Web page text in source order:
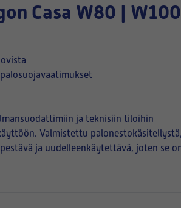
Casa W80 |
ja teknisiin tiloihin
Valmistettu
ja uudelleenkäytettävä, joten se